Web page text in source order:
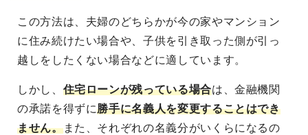
この方法は、夫婦のどちらかが今の家やマンション
に住み続けたい場合や、子供を引き取った側が引っ
越しをしたくない場合などに適しています。
しかし、 住宅ローンが残っている場合は、金融機関
の承諾を得ずに勝手に名義人を変更することはでき
ません。また、それぞれの名義分がいくらになるの